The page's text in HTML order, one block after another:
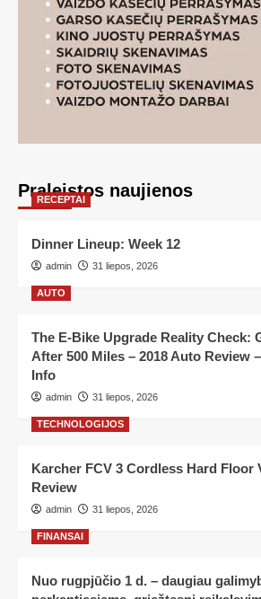
Praleistos naujienos
RECEPTAI
Dinner Lineup: Week 12
admin 31 liepos, 2026
AUTO
The E-Bike Upgrade Reality Check:
After 500 Miles – 2018 Auto Review
Info
admin 31 liepos, 2026
TECHNOLOGIJOS
Karcher FCV 3 Cordless Hard Floor
Review
admin 31 liepos, 2026
FINANSAI
Nuo rugpjūčio 1 d. – daugiau